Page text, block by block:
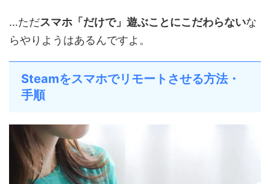
…ただスマホ「だけで」遊ぶことにこだわらないな
らやりようはあるんですよ。
Steamをスマホでリモートさせる方法・
手順